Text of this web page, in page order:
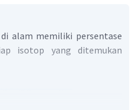
alam memiliki persentase
isotop yang ditemukan